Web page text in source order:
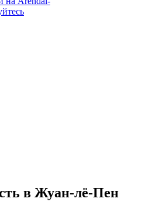
в Жуан-лё-Пен